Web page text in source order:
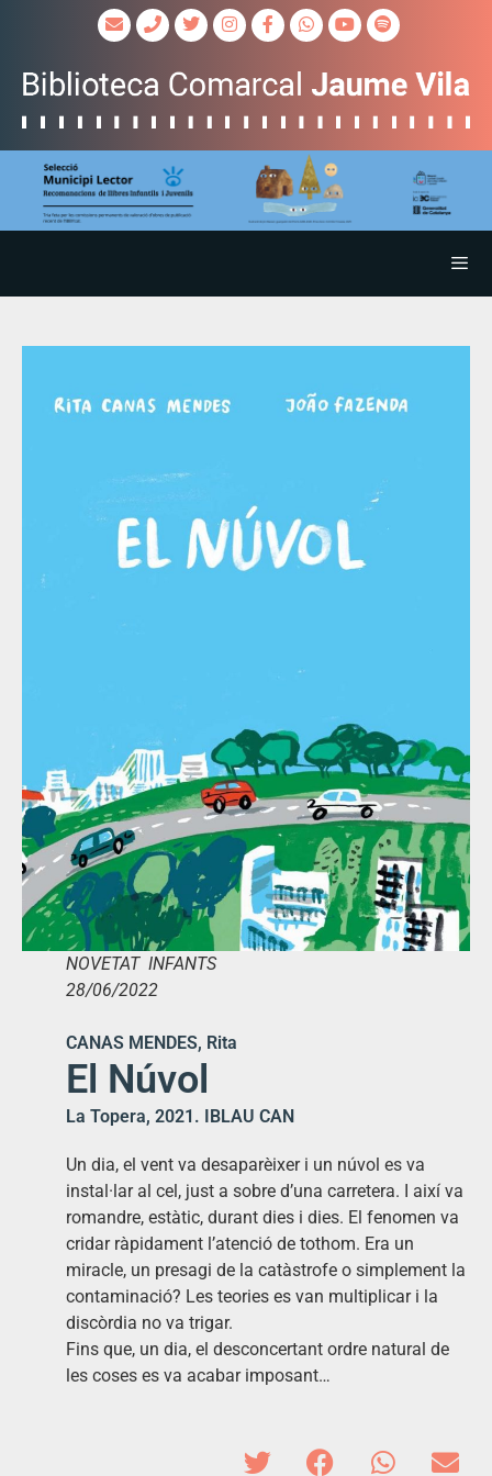
NOVETAT INFANTS
28/06/2022
CANAS MENDES, Rita
El Núvol
La Topera, 2021. IBLAU CAN
Un dia, el vent va desaparèixer i un núvol es va
instal·lar al cel, just a sobre d’una carretera. I així va
romandre, estàtic, durant dies i dies. El fenomen va
cridar ràpidament l’atenció de tothom. Era un
miracle, un presagi de la catàstrofe o simplement la
contaminació? Les teories es van multiplicar i la
discòrdia no va trigar.
Fins que, un dia, el desconcertant ordre natural de
les coses es va acabar imposant…